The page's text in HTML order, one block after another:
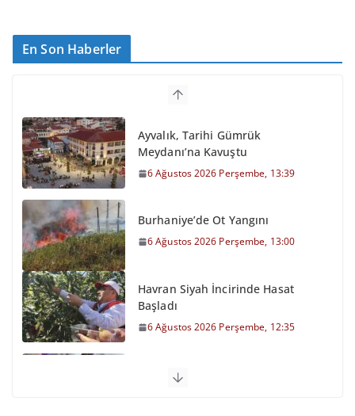
En Son Haberler
Ayvalık, Tarihi Gümrük
Meydanı’na Kavuştu
6 Ağustos 2026 Perşembe, 13:39
Burhaniye’de Ot Yangını
6 Ağustos 2026 Perşembe, 13:00
Havran Siyah İncirinde Hasat
Başladı
6 Ağustos 2026 Perşembe, 12:35
Otomobil Şarampole Devrildi